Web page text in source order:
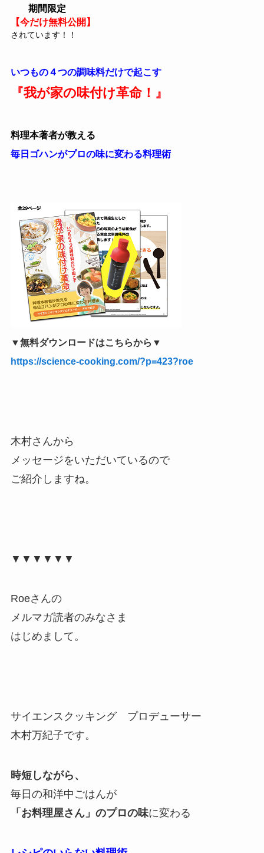
期間限定
【今だけ無料公開】
されています！！
いつもの４つの調味料だけで起こす
『我が家の味付け革命！』
料理本著者が教える
毎日ゴハンがプロの味に変わる料理術
▼無料ダウンロードはこちらから▼
https://science-cooking.com/?p=423?roe
木村さんから
メッセージをいただいているので
ご紹介しますね。
▼▼▼▼▼▼
Roeさんの
メルマガ読者のみなさま
はじめまして。
サイエンスクッキング プロデューサー
木村万紀子です。
時短しながら、
毎日の和洋中ごはんが
「お料理屋さん」のプロの味に変わる